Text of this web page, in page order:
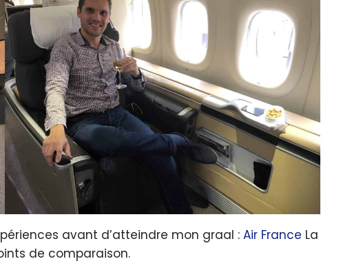
avant d’atteindre mon graal : Air France La
de comparaison.